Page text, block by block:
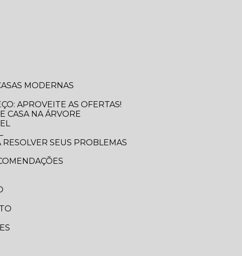
MODERNAS
APROVEITE AS OFERTAS!
CASA NA ÁRVORE